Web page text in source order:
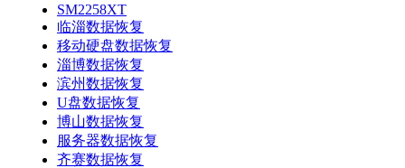
SM2258XT
临淄数据恢复
移动硬盘数据恢复
淄博数据恢复
滨州数据恢复
U盘数据恢复
博山数据恢复
服务器数据恢复
齐赛数据恢复